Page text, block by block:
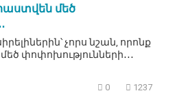
մեծ
չորս նշան, որոնք
փոփոխությունների․․․
0 1237